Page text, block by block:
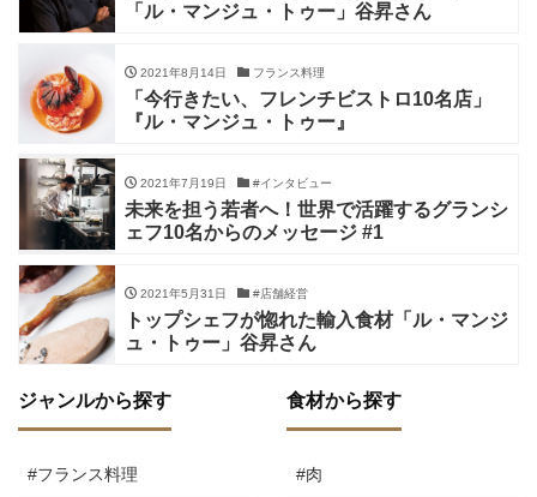
「ル・マンジュ・トゥー」谷昇さん
2021年8月14日 フランス料理
「今行きたい、フレンチビストロ10名店」
『ル・マンジュ・トゥー』
2021年7月19日 #インタビュー
未来を担う若者へ！世界で活躍するグランシ
ェフ10名からのメッセージ #1
2021年5月31日 #店舗経営
トップシェフが惚れた輸入食材「ル・マンジ
ュ・トゥー」谷昇さん
ジャンルから探す
#フランス料理
食材から探す
#肉